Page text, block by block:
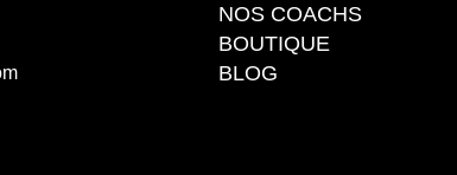
NOS COACHS
BOUTIQUE
BLOG